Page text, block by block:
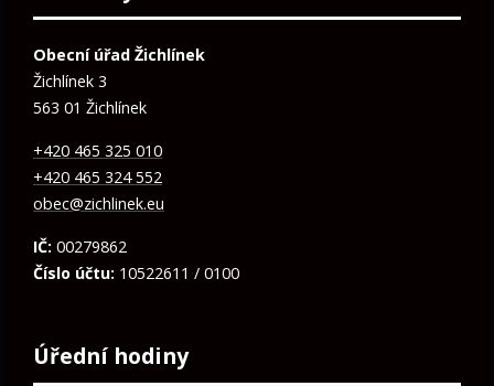
Obecní úřad Žichlínek
Žichlínek 3
563 01 Žichlínek
+420 465 325 010
+420 465 324 552
obec@zichlinek.eu
IČ: 00279862
Číslo účtu: 10522611 / 0100
Úřední hodiny